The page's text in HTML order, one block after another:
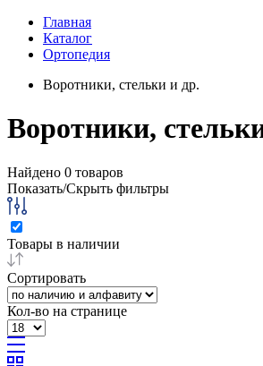
Главная
Каталог
Ортопедия
Воротники, стельки и др.
Воротники,
Найдено 0 товаров
Показать/Скрыть фильтры
Товары в наличии
Сортировать
Кол-во на странице